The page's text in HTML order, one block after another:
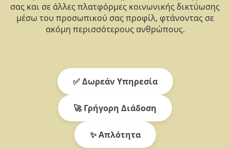
σας και σε άλλες πλατφόρμες κοινωνικής δικτύωσης
μέσω του προσωπικού σας προφίλ, φτάνοντας σε
ακόμη περισσότερους ανθρώπους.
✅ Δωρεάν Υπηρεσία
🚀 Γρήγορη Διάδοση
✨ Απλότητα